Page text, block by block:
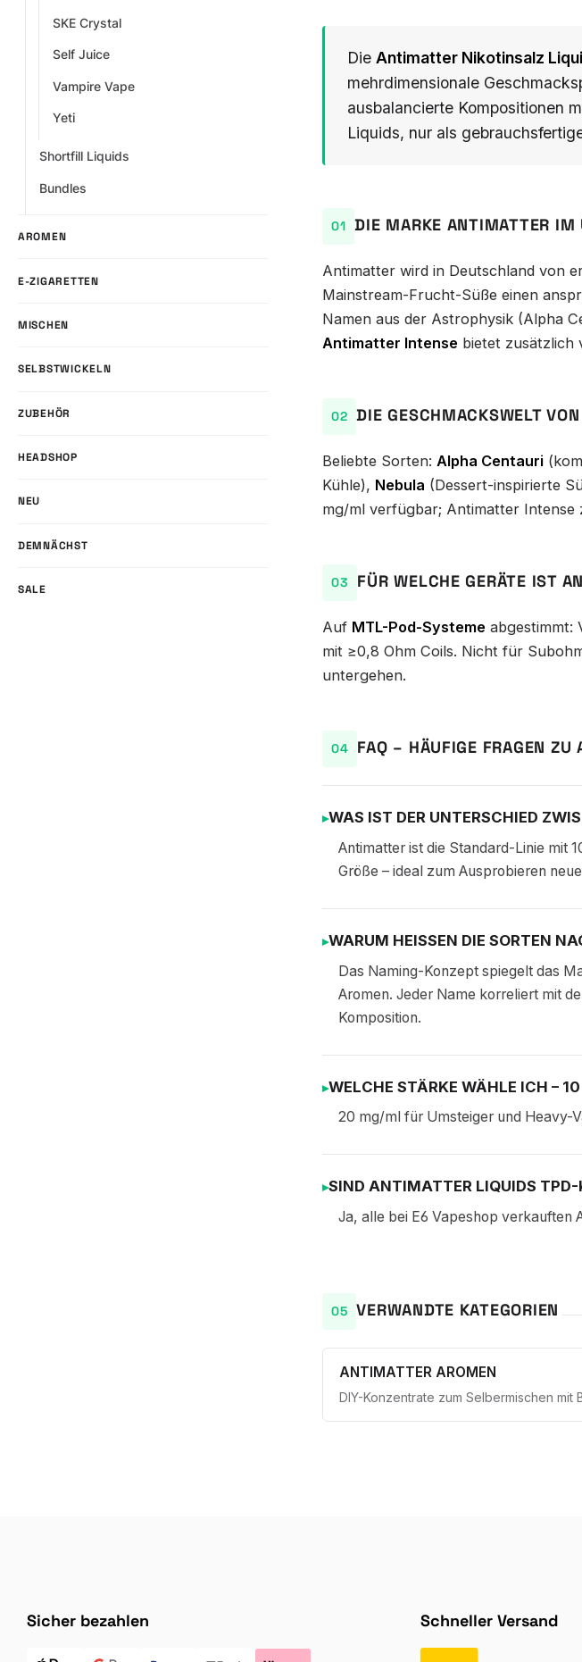
SKE Crystal
Self Juice
Vampire Vape
Yeti
Shortfill Liquids
Bundles
AROMEN
E-ZIGARETTEN
MISCHEN
SELBSTWICKELN
ZUBEHÖR
HEADSHOP
NEU
DEMNÄCHST
SALE
Die Antimatter Nikotinsalz
mehrdimensionale
ausbalancierte Kompositionen
Liquids, nur als
DIE MARKE ANTIMATTER IM
Antimatter wird in Deutschland von
Mainstream-Frucht-Süße einen
Namen aus der Astrophysik (Alpha
Antimatter Intense bietet zusätzlich
DIE GESCHMACKSWELT
Beliebte Sorten: Alpha Centauri
Kühle), Nebula (Dessert-inspirierte
mg/ml verfügbar; Antimatter Intense
FÜR WELCHE GERÄTE IST
Auf MTL-Pod-Systeme abgestimmt:
mit ≥0,8 Ohm Coils. Nicht für
untergehen.
FAQ – HÄUFIGE FRAGEN
WAS IST DER UNTERSCHIED
Antimatter ist die Standard-Linie mit
Größe – ideal zum Ausprobieren
WARUM HEISSEN DIE SORTEN
Das Naming-Konzept spiegelt das
Aromen. Jeder Name korreliert mit
Komposition.
WELCHE STÄRKE WÄHLE ICH –
20 mg/ml für Umsteiger und Heavy-
SIND ANTIMATTER LIQUIDS TPD-
Ja, alle bei E6 Vapeshop verkauften
VERWANDTE KATEGORIEN
ANTIMATTER AROMEN
DIY-Konzentrate zum Selbermischen mit
Sicher bezahlen Schneller Versand